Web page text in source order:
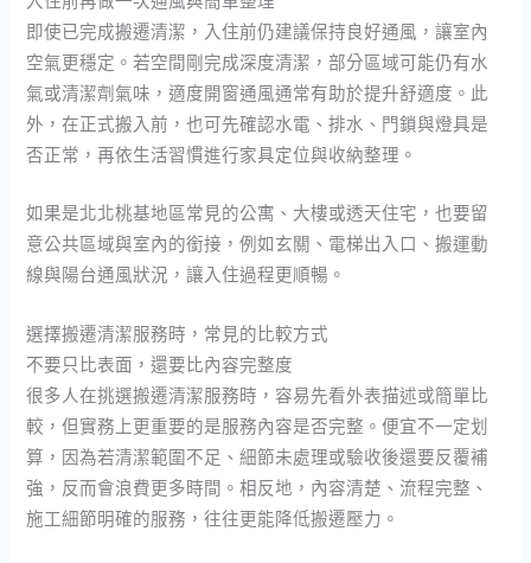
即使已完成搬遷清潔，入住前仍建議保持良好通風，讓室內
空氣更穩定。若空間剛完成深度清潔，部分區域可能仍有水
氣或清潔劑氣味，適度開窗通風通常有助於提升舒適度。此
外，在正式搬入前，也可先確認水電、排水、門鎖與燈具是
否正常，再依生活習慣進行家具定位與收納整理。
如果是北北桃基地區常見的公寓、大樓或透天住宅，也要留
意公共區域與室內的銜接，例如玄關、電梯出入口、搬運動
線與陽台通風狀況，讓入住過程更順暢。
選擇搬遷清潔服務時，常見的比較方式
不要只比表面，還要比內容完整度
很多人在挑選搬遷清潔服務時，容易先看外表描述或簡單比
較，但實務上更重要的是服務內容是否完整。便宜不一定划
算，因為若清潔範圍不足、細節未處理或驗收後還要反覆補
強，反而會浪費更多時間。相反地，內容清楚、流程完整、
施工細節明確的服務，往往更能降低搬遷壓力。